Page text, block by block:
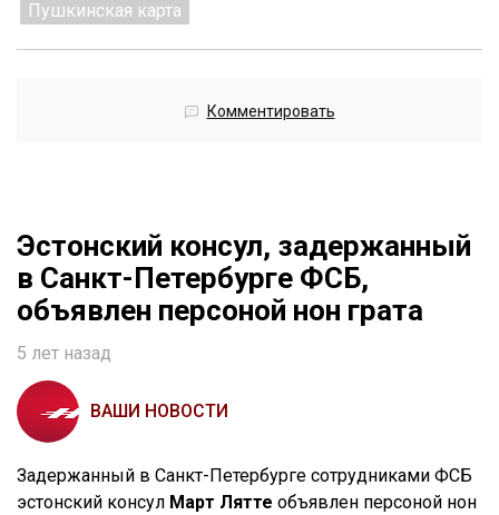
Пушкинская карта
Комментировать
Эстонский консул, задержанный
в Санкт-Петербурге ФСБ,
объявлен персоной нон грата
5 лет назад
ВАШИ НОВОСТИ
Задержанный в Санкт-Петербурге сотрудниками ФСБ
эстонский консул Март Лятте объявлен персоной нон